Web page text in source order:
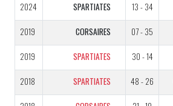
2024 SPARTIATES 13 - 34
2019 CORSAIRES 07 - 35
2019 SPARTIATES 30 - 14
2018 SPARTIATES 48 - 26